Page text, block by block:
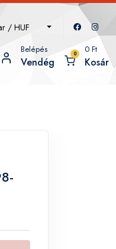
/ HUF
Belépés
Vendég
0 0 Ft
Kosár